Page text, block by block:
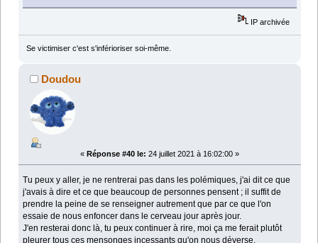
IP archivée
Se victimiser c'est s'inférioriser soi-même.
Doudou
« Réponse #40 le: 24 juillet 2021 à 16:02:00 »
Tu peux y aller, je ne rentrerai pas dans les polémiques, j'ai dit ce que
j'avais à dire et ce que beaucoup de personnes pensent ; il suffit de
prendre la peine de se renseigner autrement que par ce que l'on
essaie de nous enfoncer dans le cerveau jour après jour.
J'en resterai donc là, tu peux continuer à rire, moi ça me ferait plutôt
pleurer tous ces mensonges incessants qu'on nous déverse.